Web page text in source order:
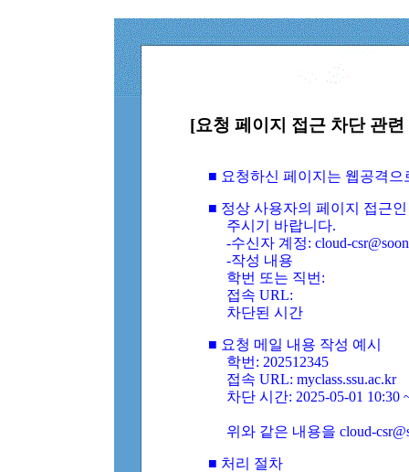
[요청 페이지 접근 차단 관
■ 요청하신 페이지는 웹공격
■ 정상 사용자의 페이지 접근
주시기 바랍니다.
-수신자 계정: cloud-
-작성 내용
학번 또는 직번:
접속 URL:
차단된 시간
■ 요청 메일 내용 작성 예시
학번: 202512345
접속 URL: myclass.ssu.ac.kr
차단 시간: 2025-05-01 10:30
위와 같은 내용을 cloud-
■ 처리 절차